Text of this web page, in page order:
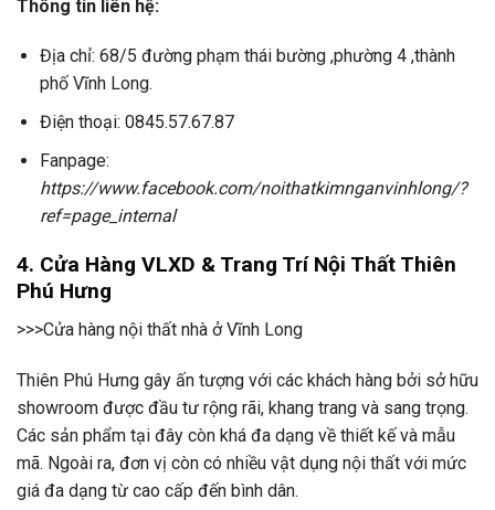
Thông tin liên hệ:
Địa chỉ: 68/5 đường phạm thái bường ,phường 4 ,thành
phố Vĩnh Long.
Điện thoại: 0845.57.67.87
Fanpage:
https://www.facebook.com/noithatkimnganvinhlong/?
ref=page_internal
4. Cửa Hàng VLXD & Trang Trí Nội Thất Thiên
Phú Hưng
>>>Cửa hàng nội thất nhà ở Vĩnh Long
Thiên Phú Hưng gây ấn tượng với các khách hàng bởi sở hữu
showroom được đầu tư rộng rãi, khang trang và sang trọng.
Các sản phẩm tại đây còn khá đa dạng về thiết kế và mẫu
mã. Ngoài ra, đơn vị còn có nhiều vật dụng nội thất với mức
giá đa dạng từ cao cấp đến bình dân.